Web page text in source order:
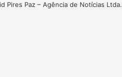
Pires Paz – Agência de Notícias Ltda.